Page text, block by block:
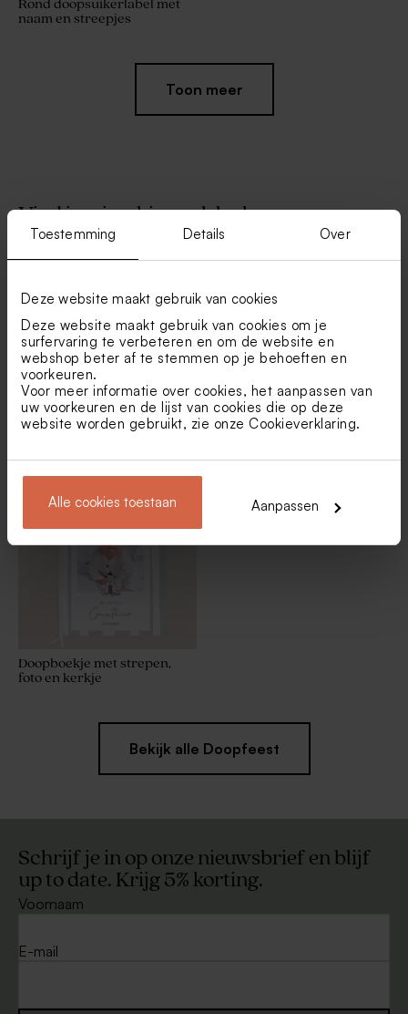
Toestemming Details Over
Deze website maakt gebruik van cookies
Deze website maakt gebruik van cookies om je
surfervaring te verbeteren en om de website en
webshop beter af te stemmen op je behoeften en
voorkeuren.
Voor meer informatie over cookies, het aanpassen van
uw voorkeuren en de lijst van cookies die op deze
website worden gebruikt, zie onze Cookieverklaring.
Alle cookies toestaan Aanpassen
Rond doopsuikerlabel met
naam en streepjes
en naam (3,7 cm)
en streepjes
Toon meer
Vind je misschien ook leuk
Doopboekje met strepen,
foto en kerkje
Bekijk alle Doopfeest
Schrijf je in op onze nieuwsbrief en blijf
up to date. Krijg 5% korting.
Voornaam
E-mail